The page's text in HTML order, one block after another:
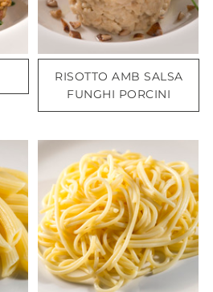
RISOTTO AMB SALSA
FUNGHI PORCINI